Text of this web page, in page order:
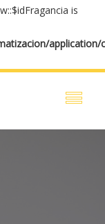
is
application/